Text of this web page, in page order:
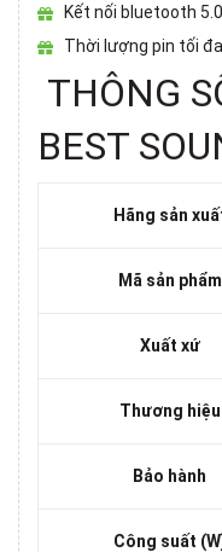
Kết nối bluetooth
Thời lượng pin tối
THÔNG
BEST
Hãng sản
Mã sản phẩm
Xuất xứ
Thương hiệu
Bảo hành
Công suất